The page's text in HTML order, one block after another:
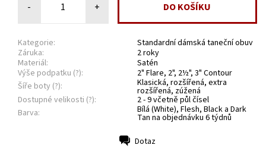
- +
Kategorie:
Standardní dámská taneční obuv
Záruka:
2 roky
Materiál:
Satén
Výše podpatku (?):
2" Flare, 2", 2½", 3" Contour
Šíře boty (?):
Klasická, rozšířená, extra
rozšířená, zúžená
Dostupné velikosti (?):
2 - 9 včetně půl čísel
Barva:
Bílá (White), Flesh, Black a Dark
Tan na objednávku 6 týdnů
Dotaz